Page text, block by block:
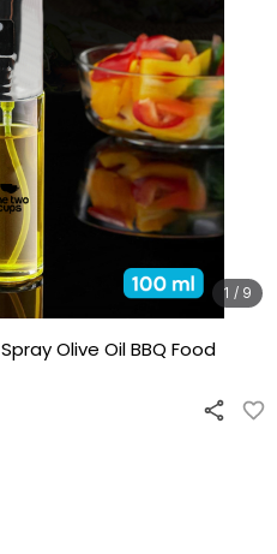
1 / 9
Olive Oil BBQ Food